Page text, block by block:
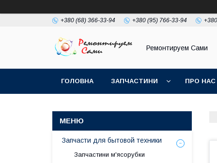
+380 (68) 366-33-94 +380 (95) 766-33-94
Ремонтируем Сами
ГОЛОВНА ЗАПЧАСТИНИ ПРО НАС
Запчасти для бытовой техники
Запчастини м'ясорубки